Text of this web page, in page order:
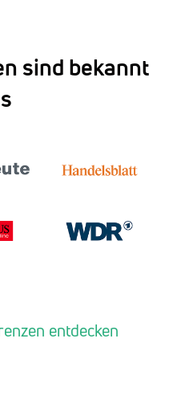
sind bekannt
entdecken